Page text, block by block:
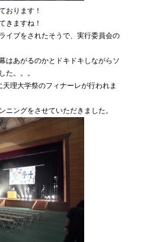
おります！
きますね！
イブをされたそうで、実行委員会の
はあがるのかとドキドキしながらソ
た。。。
理大学祭のフィナーレが行われま
ニングをさせていただきました。